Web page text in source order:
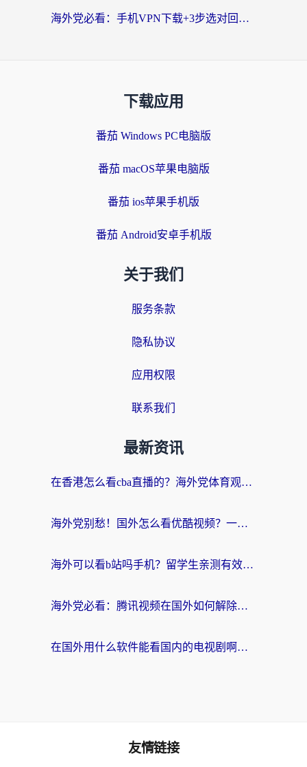
海外党必看：手机VPN下载+3步选对回国加速器，无缝刷国内资源不再愁
下载应用
番茄 Windows PC电脑版
番茄 macOS苹果电脑版
番茄 ios苹果手机版
番茄 Android安卓手机版
关于我们
服务条款
隐私协议
应用权限
联系我们
最新资讯
在香港怎么看cba直播的？海外党体育观赛终极指南：告别版权限制，畅享中文解说
海外党别愁！国外怎么看优酷视频？一招解决追剧、看直播难题
海外可以看b站吗手机？留学生亲测有效的回国加速指南
海外党必看：腾讯视频在国外如何解除地域限制？附优酷咪咕使用指南
在国外用什么软件能看国内的电视剧啊？留学生亲测有效的回国加速方案
友情链接